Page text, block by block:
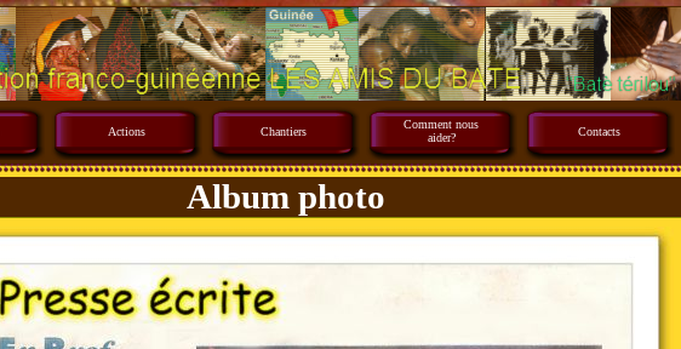
Actions Chantiers
Comment nous
aider?
Contacts
Album photo